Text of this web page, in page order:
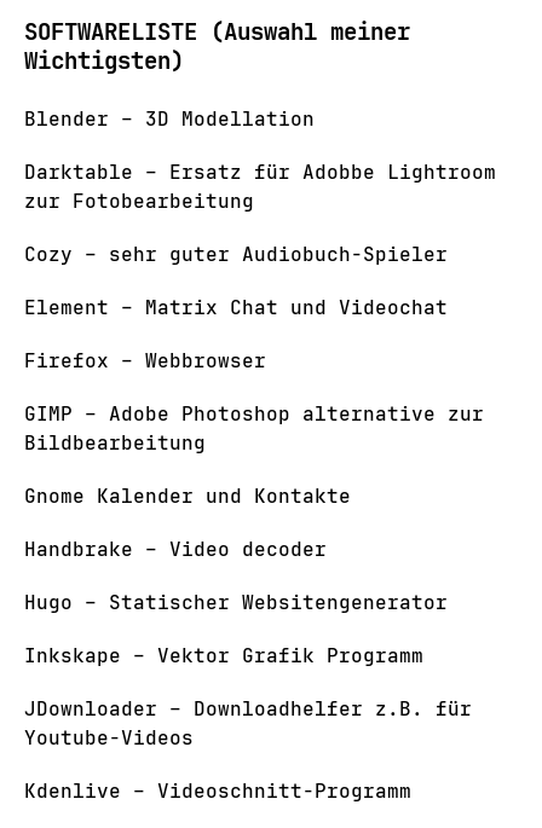
SOFTWARELISTE (Auswahl meiner
Wichtigsten)
Blender – 3D Modellation
Darktable – Ersatz für Adobbe Lightroom
zur Fotobearbeitung
Cozy – sehr guter Audiobuch-Spieler
Element – Matrix Chat und Videochat
Firefox – Webbrowser
GIMP – Adobe Photoshop alternative zur
Bildbearbeitung
Gnome Kalender und Kontakte
Handbrake – Video decoder
Hugo – Statischer Websitengenerator
Inkskape – Vektor Grafik Programm
JDownloader – Downloadhelfer z.B. für
Youtube-Videos
Kdenlive – Videoschnitt-Programm